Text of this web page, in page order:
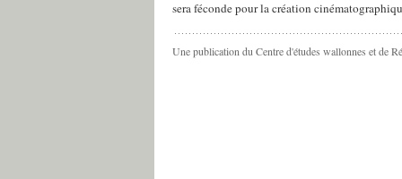
sera féconde pour la création
Une publication du Centre d'études wallonnes et de